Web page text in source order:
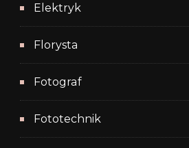
Elektryk
Florysta
Fotograf
Fototechnik